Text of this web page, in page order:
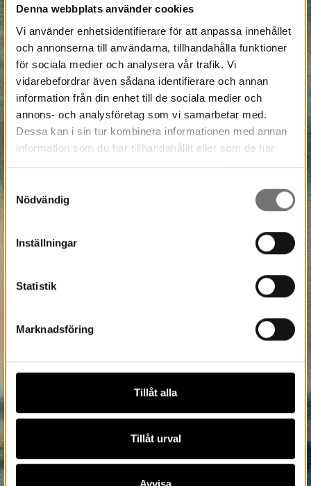
Denna webbplats använder cookies
Vi använder enhetsidentifierare för att anpassa innehållet
och annonserna till användarna, tillhandahålla funktioner
för sociala medier och analysera vår trafik. Vi
vidarebefordrar även sådana identifierare och annan
information från din enhet till de sociala medier och
annons- och analysföretag som vi samarbetar med.
Dessa kan i sin tur kombinera informationen med annan
information som du har tillhandahållit eller som de har
samlat in när du har använt deras tjänster.
Nödvändig
Inställningar
Statistik
Marknadsföring
Tillåt alla
Tillåt urval